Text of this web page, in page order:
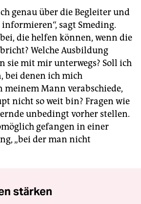
genau über die Begleiter und
sagt Smeding.
die helfen können, wenn die
Welche Ausbildung
sie mit mir unterwegs? Soll ich
bei denen ich mich
meinem Mann verabschiede,
nicht so weit bin? Fragen wie
unbedingt vorher stellen.
gefangen in einer
„bei der man nicht
stärken